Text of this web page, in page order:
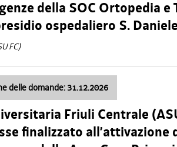
della SOC Ortopedia e
ospedaliero S.
FC)
delle domande: 31.12.2026
Friuli Centrale
finalizzato